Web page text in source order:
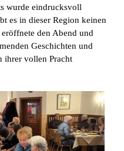
wurde eindrucksvoll
es in dieser Region keinen
den Abend und
Geschichten und
ihrer vollen Pracht